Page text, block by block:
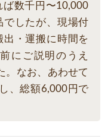
ば数千円〜10,000
でしたが、現場付
・運搬に時間を
にご説明のうえ
。なお、あわせて
、総額6,000円で